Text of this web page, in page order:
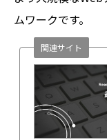
ムワークです。
関連サイト